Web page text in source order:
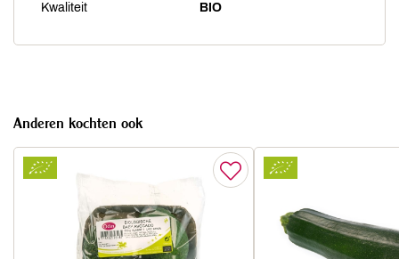
Kwaliteit BIO
Anderen kochten ook